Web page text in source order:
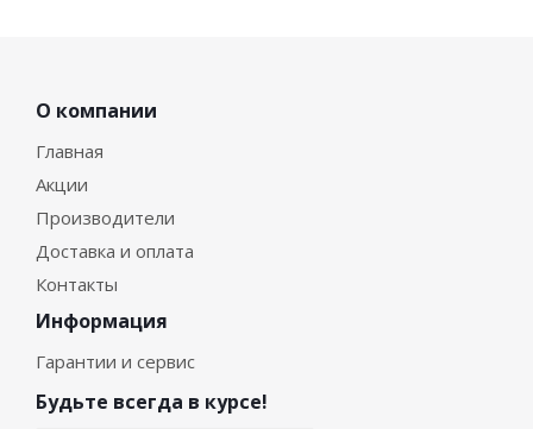
О компании
Главная
Акции
Производители
Доставка и оплата
Контакты
Информация
Гарантии и сервис
Будьте всегда в курсе!